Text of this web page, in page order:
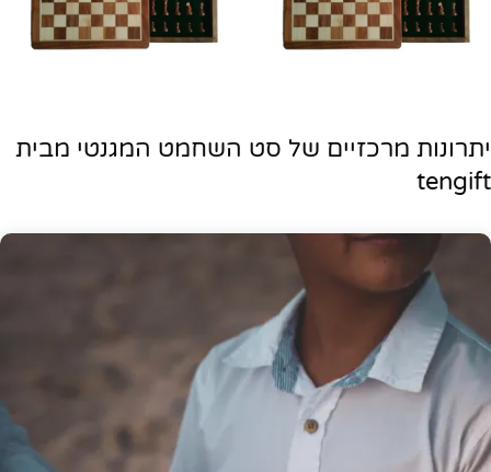
יתרונות מרכזיים של סט השחמט המגנטי מבית
tengift